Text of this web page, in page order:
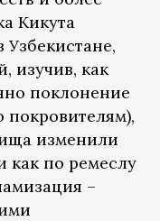
Кикута
Узбекистане,
изучив, как
поклонение
изменили
как по ремеслу
–